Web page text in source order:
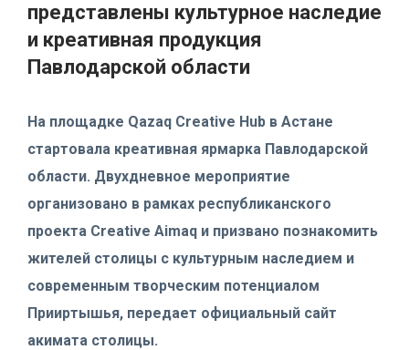
представлены культурное наследие
и креативная продукция
Павлодарской области
На площадке Qazaq Creative Hub в Астане
стартовала креативная ярмарка Павлодарской
области. Двухдневное мероприятие
организовано в рамках республиканского
проекта Creative Aimaq и призвано познакомить
жителей столицы с культурным наследием и
современным творческим потенциалом
Прииртышья, передает официальный сайт
акимата столицы.